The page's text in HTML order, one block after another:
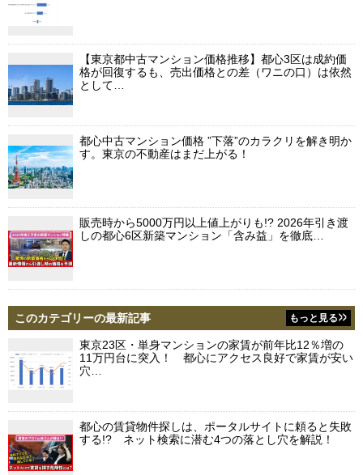
【東京都中古マンション価格推移】都心3区は成約価
格が回復するも、売出価格との差（ワニの口）は依然
として…
都心中古マンション価格 ”下落”のカラクリを解き明か
す。東京の不動産はまだ上がる！
販売時から5000万円以上値上がりも!? 2026年引き渡
しの都心6区新築マンション「含み益」を徹底…
このカテゴリーの最新記事 もっと見る
東京23区・単身マンションの家賃が前年比12％増の
11万円台に突入！ 都心にアクセス良好で家賃が安い
穴…
都心の賃貸物件探しは、ポータルサイトに頼ると失敗
する!? ネット検索に潜む4つの落とし穴を解説！